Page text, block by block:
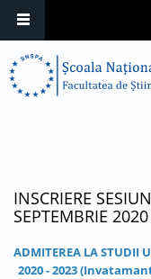
INSCRIERE
SEPTEMBRIE 2020
ADMITEREA LA STUDII
2020 - 2023